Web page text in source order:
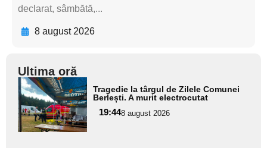
declarat, sâmbătă,...
8 august 2026
Ultima oră
Adaugă
aici textul
pentru
subtitlu
Tragedie la târgul de Zilele Comunei
Berlești. A murit electrocutat
19:448 august 2026